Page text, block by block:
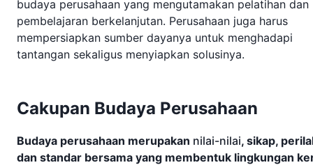
budaya perusahaan yang mengutamakan pelatihan dan
pembelajaran berkelanjutan. Perusahaan juga harus
mempersiapkan sumber dayanya untuk menghadapi
tantangan sekaligus menyiapkan solusinya.
Cakupan Budaya Perusahaan
Budaya perusahaan merupakan nilai-nilai, sikap,
dan standar bersama yang membentuk lingkungan